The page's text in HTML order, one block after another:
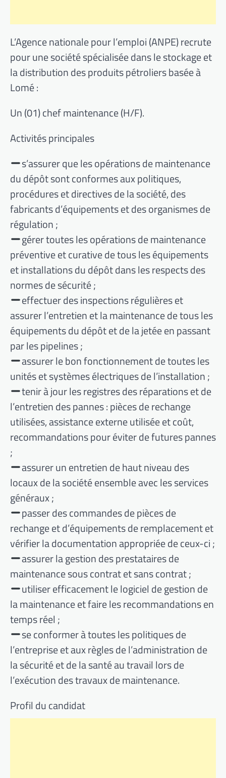
L’Agence nationale pour l’emploi (ANPE) recrute
pour une société spécialisée dans le stockage et
la distribution des produits pétroliers basée à
Lomé :
Un (01) chef maintenance (H/F).
Activités principales
s’assurer que les opérations de maintenance
du dépôt sont conformes aux politiques,
procédures et directives de la société, des
fabricants d’équipements et des organismes de
régulation ;
gérer toutes les opérations de maintenance
préventive et curative de tous les équipements
et installations du dépôt dans les respects des
normes de sécurité ;
effectuer des inspections régulières et
assurer l’entretien et la maintenance de tous les
équipements du dépôt et de la jetée en passant
par les pipelines ;
assurer le bon fonctionnement de toutes les
unités et systèmes électriques de l’installation ;
tenir à jour les registres des réparations et de
l’entretien des pannes : pièces de rechange
utilisées, assistance externe utilisée et coût,
recommandations pour éviter de futures pannes
;
assurer un entretien de haut niveau des
locaux de la société ensemble avec les services
généraux ;
passer des commandes de pièces de
rechange et d’équipements de remplacement et
vérifier la documentation appropriée de ceux-ci ;
assurer la gestion des prestataires de
maintenance sous contrat et sans contrat ;
utiliser efficacement le logiciel de gestion de
la maintenance et faire les recommandations en
temps réel ;
se conformer à toutes les politiques de
l’entreprise et aux règles de l’administration de
la sécurité et de la santé au travail lors de
l’exécution des travaux de maintenance.
Profil du candidat